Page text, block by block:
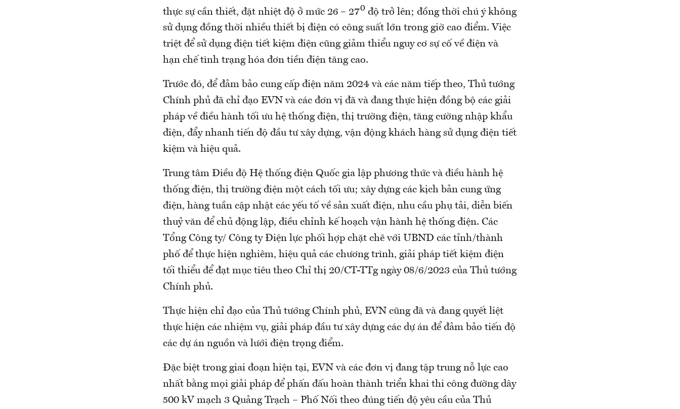
thực sự cần thiết, đặt nhiệt độ ở mức 26 – 270 độ trở lên; đồng thời chú ý không
sử dụng đồng thời nhiều thiết bị điện có công suất lớn trong giờ cao điểm. Việc
triệt để sử dụng điện tiết kiệm điện cũng giảm thiểu nguy cơ sự cố về điện và
hạn chế tình trạng hóa đơn tiền điện tăng cao.
Trước đó, để đảm bảo cung cấp điện năm 2024 và các năm tiếp theo, Thủ tướng
Chính phủ đã chỉ đạo EVN và các đơn vị đã và đang thực hiện đồng bộ các giải
pháp về điều hành tối ưu hệ thống điện, thị trường điện, tăng cường nhập khẩu
điện, đẩy nhanh tiến độ đầu tư xây dựng, vận động khách hàng sử dụng điện tiết
kiệm và hiệu quả.
Trung tâm Điều độ Hệ thống điện Quốc gia lập phương thức và điều hành hệ
thống điện, thị trường điện một cách tối ưu; xây dựng các kịch bản cung ứng
điện, hàng tuần cập nhật các yếu tố về sản xuất điện, nhu cầu phụ tải, diễn biến
thuỷ văn để chủ động lập, điều chỉnh kế hoạch vận hành hệ thống điện. Các
Tổng Công ty/ Công ty Điện lực phối hợp chặt chẽ với UBND các tỉnh/thành
phố để thực hiện nghiêm, hiệu quả các chương trình, giải pháp tiết kiệm điện
tối thiểu để đạt mục tiêu theo Chỉ thị 20/CT-TTg ngày 08/6/2023 của Thủ tướng
Chính phủ.
Thực hiện chỉ đạo của Thủ tướng Chính phủ, EVN cũng đã và đang quyết liệt
thực hiện các nhiệm vụ, giải pháp đầu tư xây dựng các dự án để đảm bảo tiến độ
các dự án nguồn và lưới điện trọng điểm.
Đặc biệt trong giai đoạn hiện tại, EVN và các đơn vị đang tập trung nỗ lực cao
nhất bằng mọi giải pháp để phấn đấu hoàn thành triển khai thi công đường dây
500 kV mạch 3 Quảng Trạch – Phố Nối theo đúng tiến độ yêu cầu của Thủ